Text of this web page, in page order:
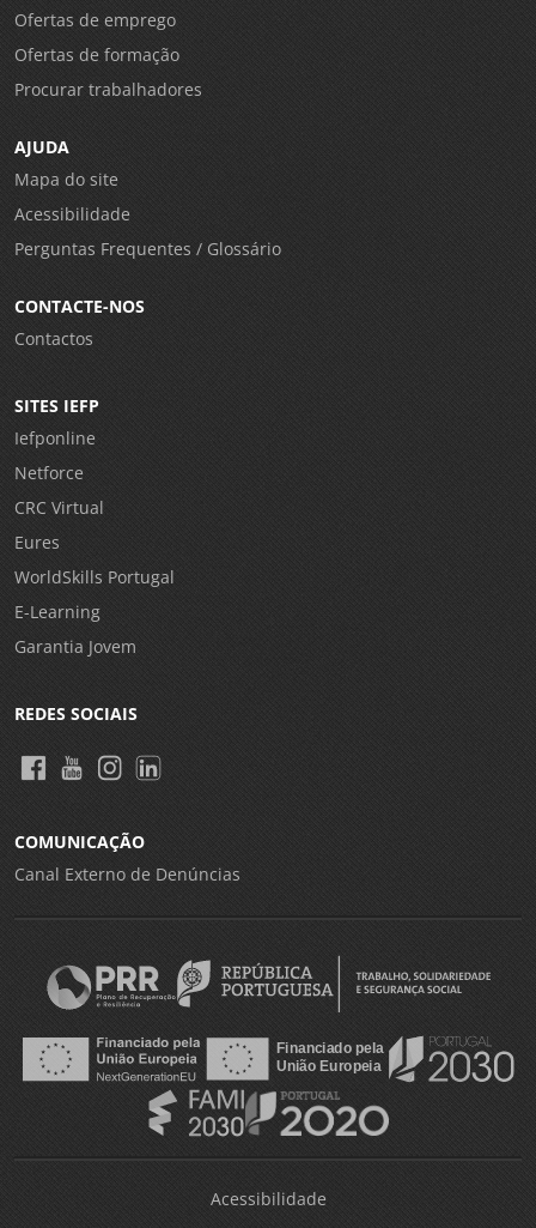
Ofertas de emprego
Ofertas de formação
Procurar trabalhadores
AJUDA
Mapa do site
Acessibilidade
Perguntas Frequentes / Glossário
CONTACTE-NOS
Contactos
SITES IEFP
Iefponline
Netforce
CRC Virtual
Eures
WorldSkills Portugal
E-Learning
Garantia Jovem
REDES SOCIAIS
COMUNICAÇÃO
Canal Externo de Denúncias
Acessibilidade